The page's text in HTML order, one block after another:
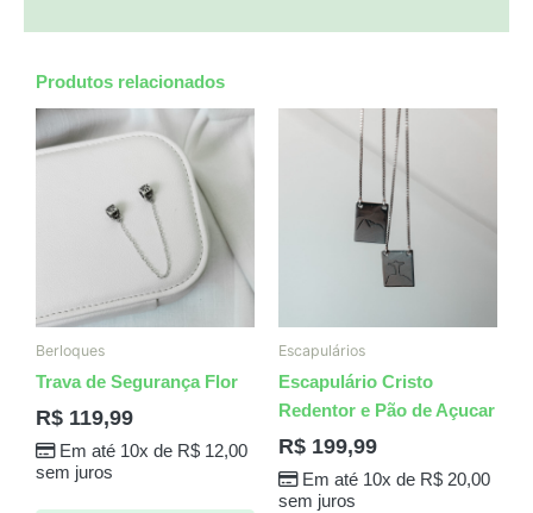
Produtos relacionados
Berloques
Trava de Segurança Flor
R$ 119,99
Em até 10x de R$12,00
sem juros
Escapulários
Escapulário Cristo
Redentor e Pão de Açucar
R$ 199,99
Em até 10x de R$20,00
sem juros